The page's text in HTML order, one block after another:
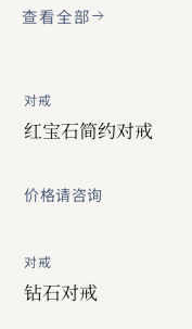
查看全部
对戒
红宝石简约对戒
价格请咨询
对戒
钻石对戒